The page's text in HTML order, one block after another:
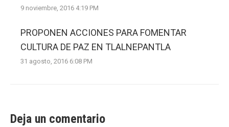
9 noviembre, 2016 4:19 PM
PROPONEN ACCIONES PARA FOMENTAR
CULTURA DE PAZ EN TLALNEPANTLA
31 agosto, 2016 6:08 PM
Deja un comentario